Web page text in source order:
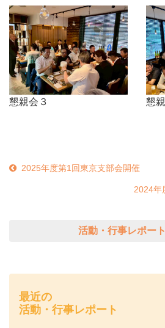
懇親会３ 懇
2025年度第1回東京支部会開催
2024年
活動・行事レポー
最近の
活動・行事レポート